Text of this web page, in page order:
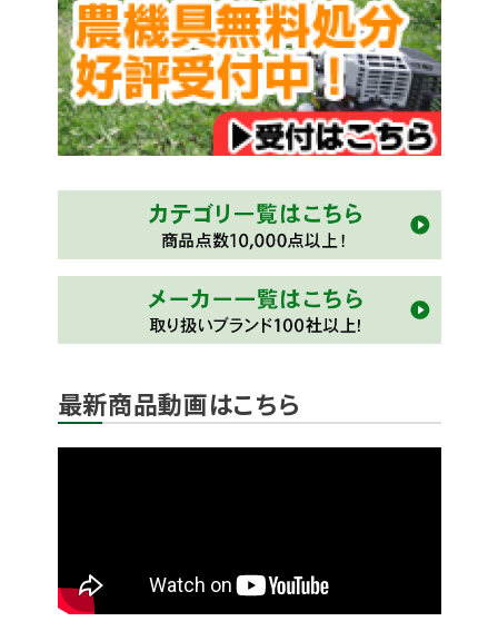
最新商品動画はこちら